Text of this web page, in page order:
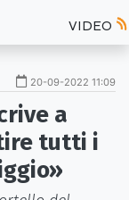
VIDEO
20-09-2022 11:09
a
tutti i